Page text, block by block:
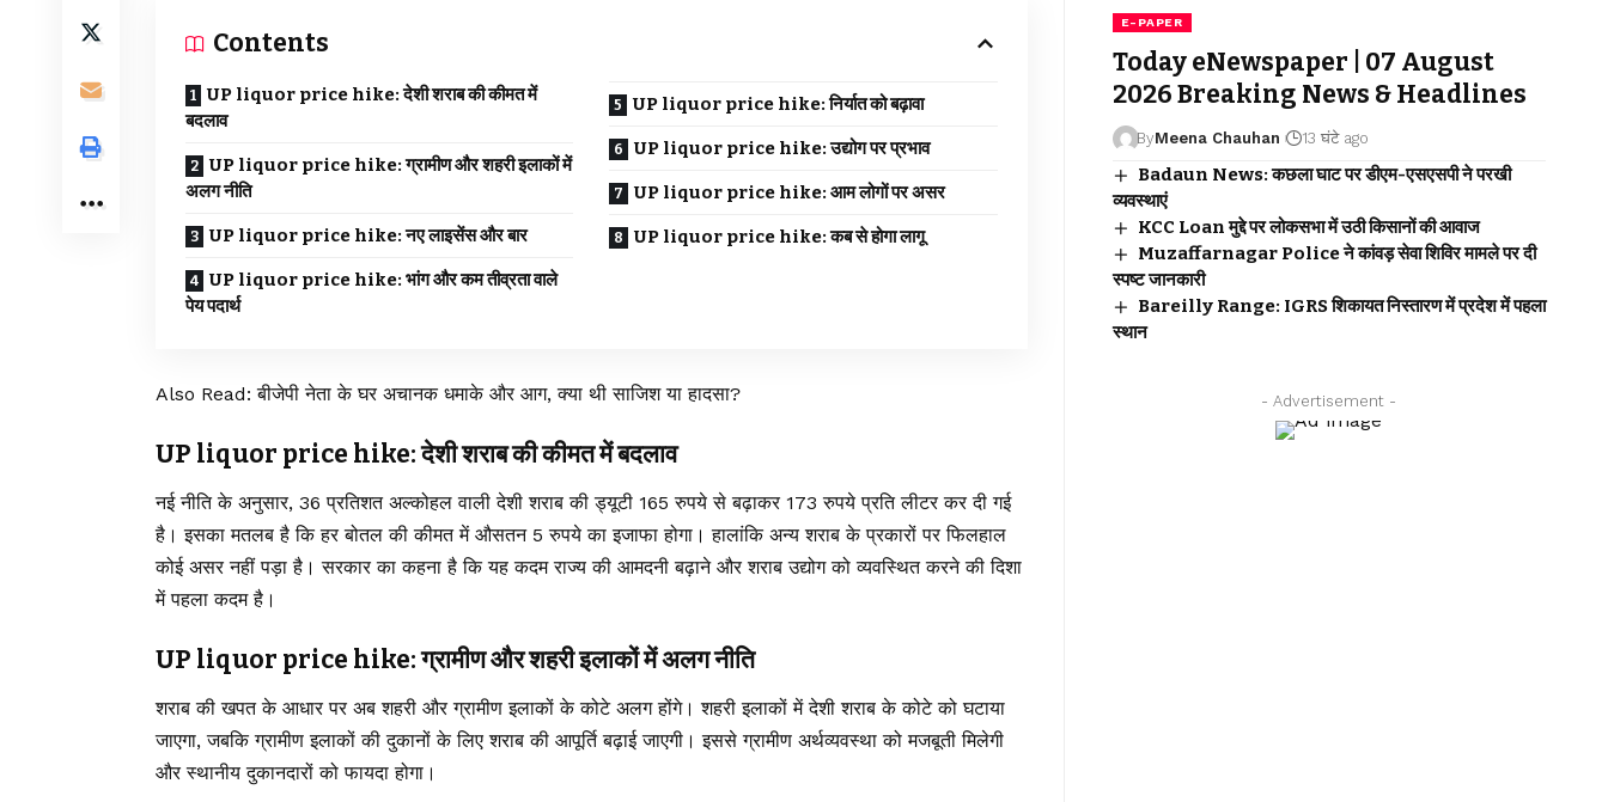
Contents
UP liquor price hike: देशी शराब की कीमत में
बदलाव
UP liquor price hike: ग्रामीण और शहरी इलाकों में
अलग नीति
UP liquor price hike: नए लाइसेंस और बार
UP liquor price hike: भांग और कम तीव्रता वाले
पेय पदार्थ
UP liquor price hike: निर्यात को बढ़ावा
UP liquor price hike: उद्योग पर प्रभाव
UP liquor price hike: आम लोगों पर असर
UP liquor price hike: कब से होगा लागू
Also Read:बीजेपी नेता के घर अचानक धमाके और आग, क्या थी साजिश या हादसा?
UP liquor price hike: देशी शराब की कीमत में बदलाव
नई नीति के अनुसार, 36 प्रतिशत अल्कोहल वाली देशी शराब की ड्यूटी 165 रुपये से बढ़ाकर 173 रुपये प्रति लीटर कर दी गई
है। इसका मतलब है कि हर बोतल की कीमत में औसतन 5 रुपये का इजाफा होगा। हालांकि अन्य शराब के प्रकारों पर फिलहाल
कोई असर नहीं पड़ा है। सरकार का कहना है कि यह कदम राज्य की आमदनी बढ़ाने और शराब उद्योग को व्यवस्थित करने की दिशा
में पहला कदम है।
UP liquor price hike: ग्रामीण और शहरी इलाकों में अलग नीति
शराब की खपत के आधार पर अब शहरी और ग्रामीण इलाकों के कोटे अलग होंगे। शहरी इलाकों में देशी शराब के कोटे को घटाया
जाएगा, जबकि ग्रामीण इलाकों की दुकानों के लिए शराब की आपूर्ति बढ़ाई जाएगी। इससे ग्रामीण अर्थव्यवस्था को मजबूती मिलेगी
और स्थानीय दुकानदारों को फायदा होगा।
E-PAPER
Today eNewspaper | 07 August
2026 Breaking News & Headlines
ByMeena Chauhan 13 घंटे ago
Badaun News: कछला घाट पर डीएम-एसएसपी ने परखी
व्यवस्थाएं
KCC Loan मुद्दे पर लोकसभा में उठी किसानों की आवाज
Muzaffarnagar Police ने कांवड़ सेवा शिविर मामले पर दी
स्पष्ट जानकारी
Bareilly Range: IGRS शिकायत निस्तारण में प्रदेश में पहला
स्थान
- Advertisement -